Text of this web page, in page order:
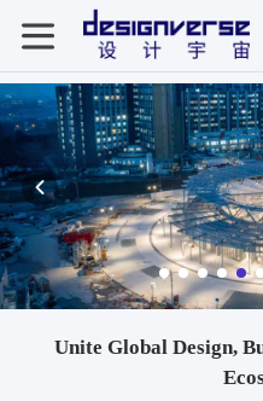
Unite Global Design,